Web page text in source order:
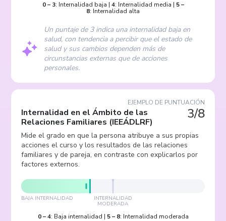
0– 3: Internalidad baja | 4: Internalidad media | 5–
8: Internalidad alta
Un puntaje de 3 indica una internalidad baja en
salud, con tendencia a percibir que el estado de
salud y sus cambios dependen más de
circunstancias externas que de acciones
personales.
EJEMPLO DE PUNTUACIÓN
3/8
Internalidad en el Ámbito de las
Relaciones Familiares (IEEÁDLRF)
Mide el grado en que la persona atribuye a sus propias
acciones el curso y los resultados de las relaciones
familiares y de pareja, en contraste con explicarlos por
factores externos.
BAJA INTERNALIDAD INTERNALIDAD
MODERADA
0–4: Baja internalidad | 5– 8: Internalidad moderada